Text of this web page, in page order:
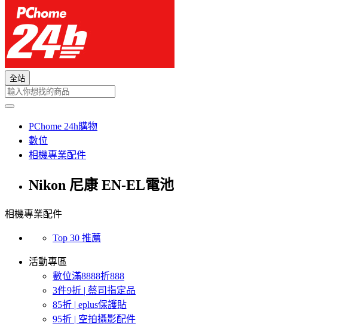
全站
PChome 24h購物
數位
相機專業配件
Nikon 尼康 EN-EL電池
相機專業配件
Top 30 推薦
活動專區
數位滿8888折888
3件9折 | 蔡司指定品
85折 | eplus保護貼
95折 | 空拍攝影配件